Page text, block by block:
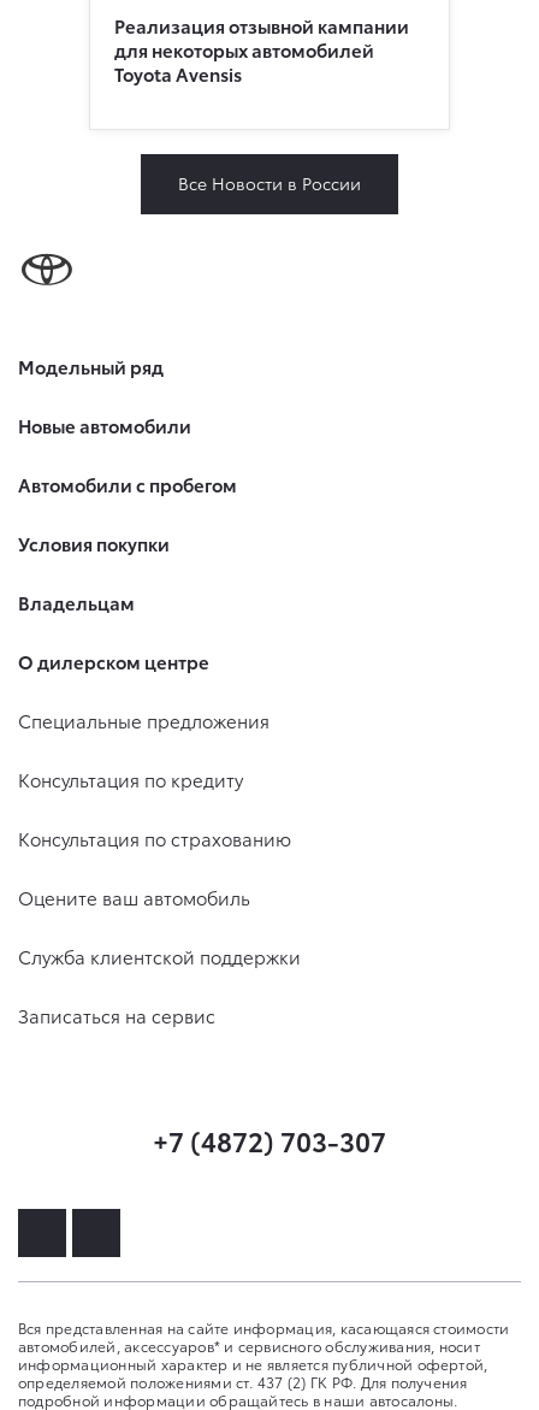
Реализация отзывной кампании
для некоторых автомобилей
Toyota Avensis
Все Новости в России
Модельный ряд
Новые автомобили
Автомобили с пробегом
Условия покупки
Владельцам
О дилерском центре
Специальные предложения
Консультация по кредиту
Консультация по страхованию
Оцените ваш автомобиль
Служба клиентской поддержки
Записаться на сервис
+7 (4872) 703-307
Вся представленная на сайте информация, касающаяся стоимости
автомобилей, аксессуаров* и сервисного обслуживания, носит
информационный характер и не является публичной офертой,
определяемой положениями ст. 437 (2) ГК РФ. Для получения
подробной информации обращайтесь в наши автосалоны.